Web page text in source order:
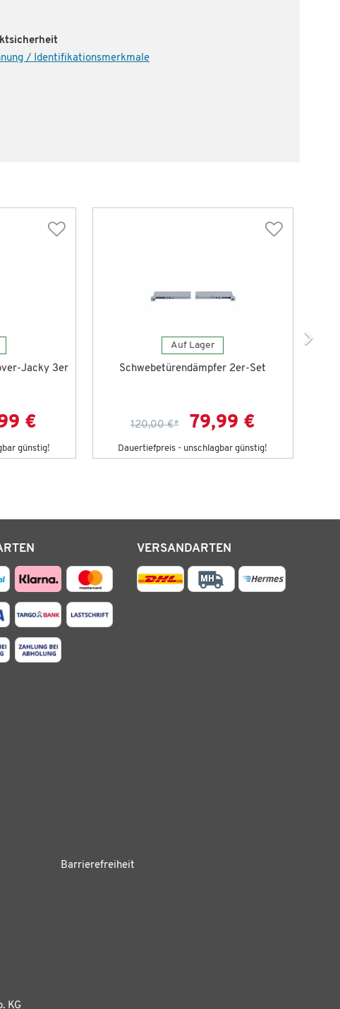
/ Identifikationsmerkmale
Jacky 3er
€
günstig!
Auf Lager
Schwebetürendämpfer 2er-Set
120,00 €* 79,99 €
Dauertiefpreis - unschlagbar günstig!
VERSANDARTEN
Barrierefreiheit
KG